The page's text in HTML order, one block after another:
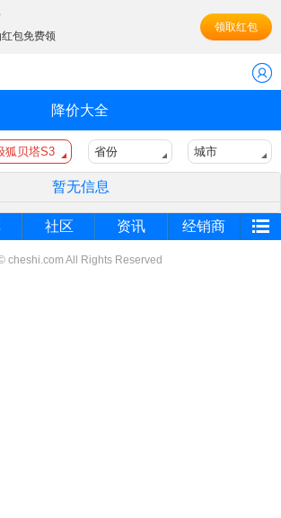
包免费领
领取红包
降价大全
狐贝塔S3 省份 城市
暂无信息
社区 资讯 经销商
cheshi.com All Rights Reserved